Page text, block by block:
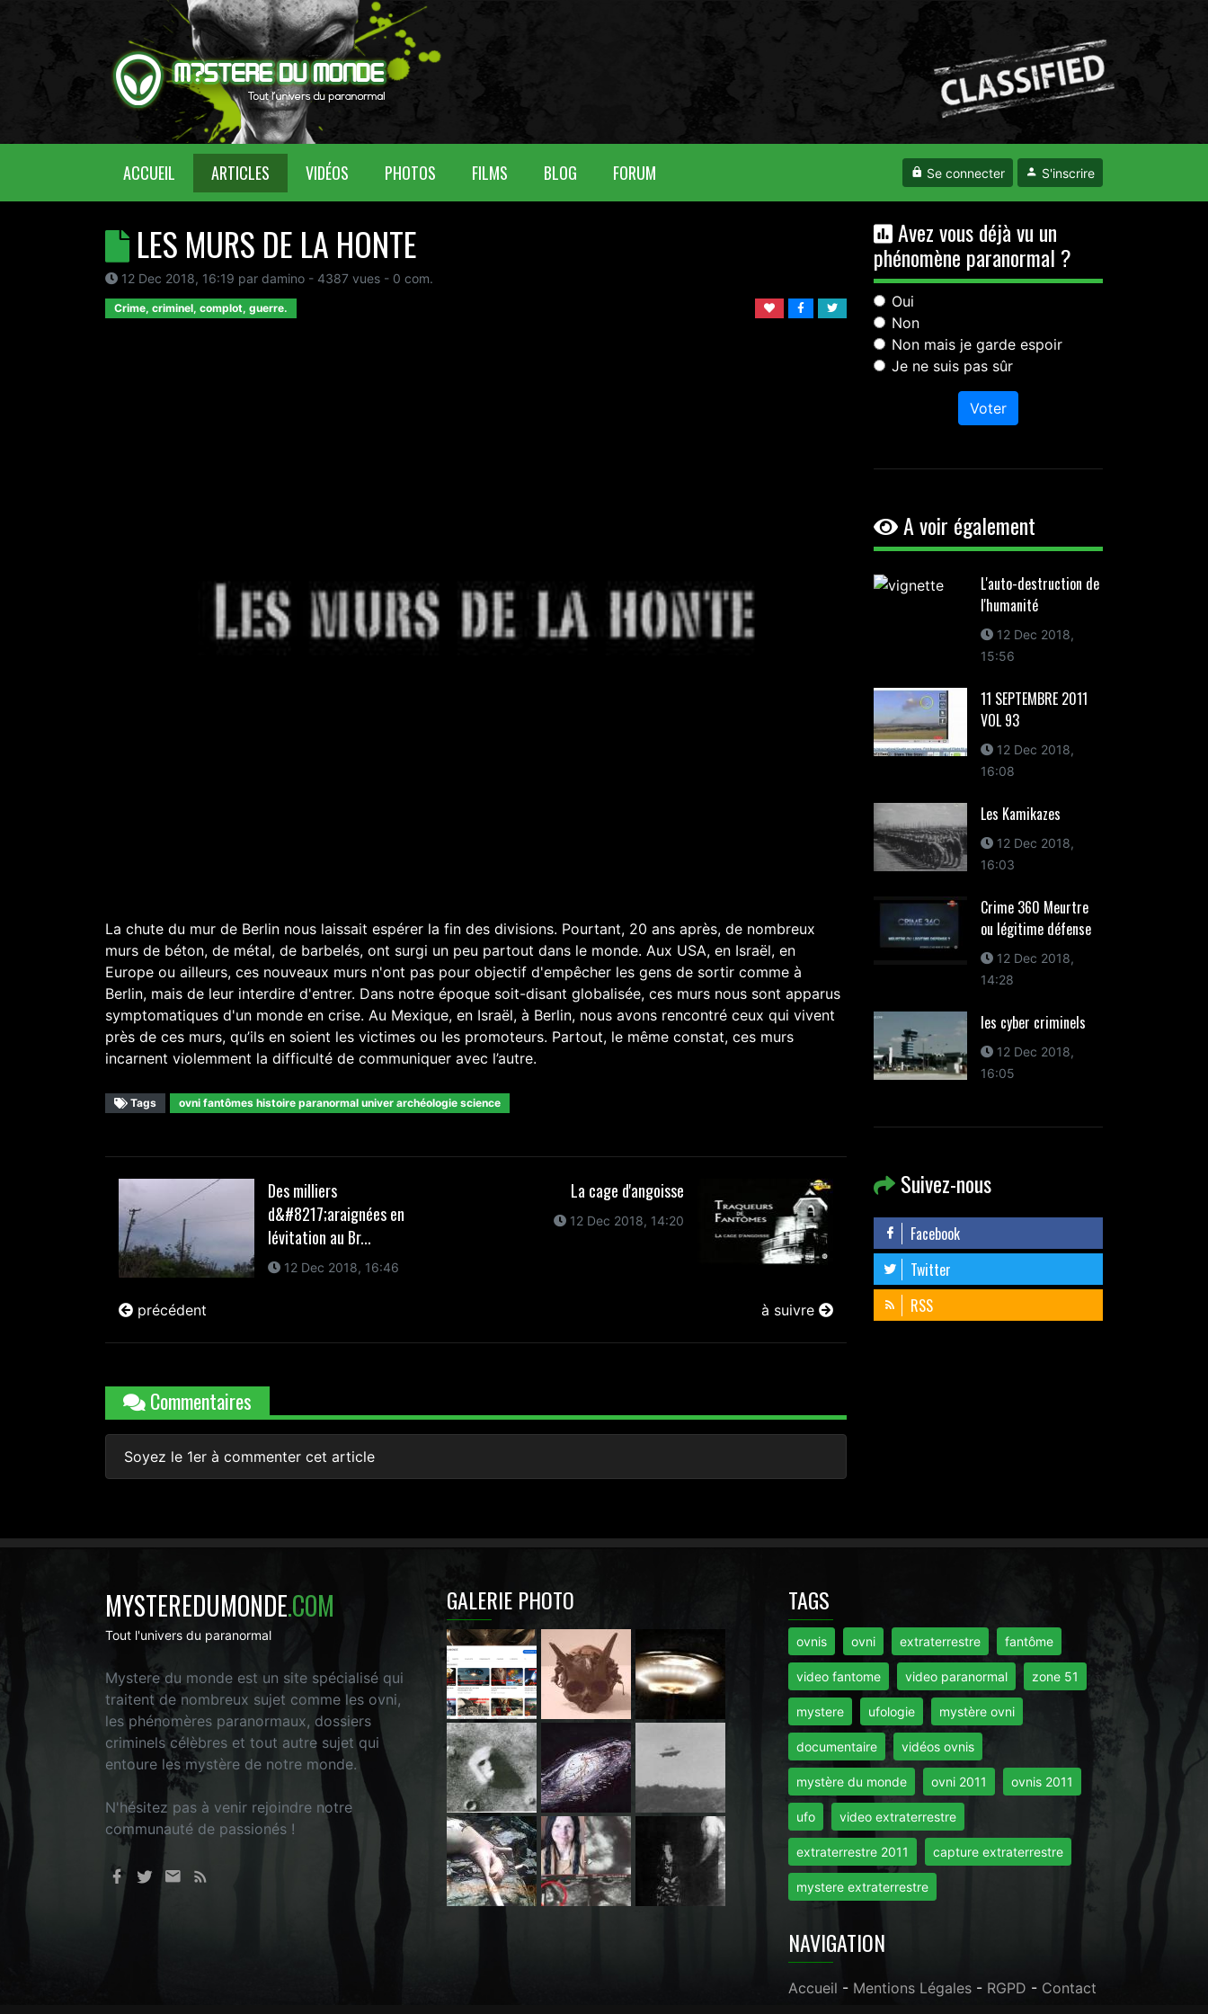
ACCUEIL (CURRENT)ARTICLES VIDÉOS PHOTOS FILMS BLOG FORUM Se connecter S'inscrire
LES MURS DE LA HONTE
12 Dec 2018, 16:19 par damino - 4387 vues - 0 com.
Crime, criminel, complot, guerre.
La chute du mur de Berlin nous laissait espérer la fin des divisions. Pourtant, 20 ans après, de nombreux
murs de béton, de métal, de barbelés, ont surgi un peu partout dans le monde. Aux USA, en Israël, en
Europe ou ailleurs, ces nouveaux murs n'ont pas pour objectif d'empêcher les gens de sortir comme à
Berlin, mais de leur interdire d'entrer. Dans notre époque soit-disant globalisée, ces murs nous sont apparus
symptomatiques d'un monde en crise. Au Mexique, en Israël, à Berlin, nous avons rencontré ceux qui vivent
près de ces murs, qu’ils en soient les victimes ou les promoteurs. Partout, le même constat, ces murs
incarnent violemment la difficulté de communiquer avec l’autre.
Tags ovni fantômes histoire paranormal univer archéologie science
Des milliers
d&#8217;araignées en
lévitation au Br...
12 Dec 2018, 16:46
précédent
La cage d'angoisse
12 Dec 2018, 14:20
à suivre
Commentaires
Soyez le 1er à commenter cet article
Avez vous déjà vu un
phénomène paranormal ?
Oui
Non
Non mais je garde espoir
Je ne suis pas sûr
Voter
A voir également
L'auto-destruction de
l'humanité
12 Dec 2018,
15:56
11 SEPTEMBRE 2011
VOL 93
12 Dec 2018,
16:08
Les Kamikazes
12 Dec 2018,
16:03
Crime 360 Meurtre
ou légitime défense
12 Dec 2018,
14:28
les cyber criminels
12 Dec 2018,
16:05
Suivez-nous
Facebook
Twitter
RSS
MYSTEREDUMONDE.COM
Tout l'univers du paranormal
Mystere du monde est un site spécialisé qui
traitent de nombreux sujet comme les ovni,
les phénomères paranormaux, dossiers
criminels célèbres et tout autre sujet qui
entoure les mystère de notre monde.
N'hésitez pas à venir rejoindre notre
communauté de passionés !
GALERIE PHOTO TAGS
ovnis ovni extraterrestre fantôme
video fantome video paranormal zone 51
mystere ufologie mystère ovni
documentaire vidéos ovnis
mystère du monde ovni 2011 ovnis 2011
ufo video extraterrestre
extraterrestre 2011 capture extraterrestre
mystere extraterrestre
NAVIGATION
Accueil - Mentions Légales - RGPD - Contact